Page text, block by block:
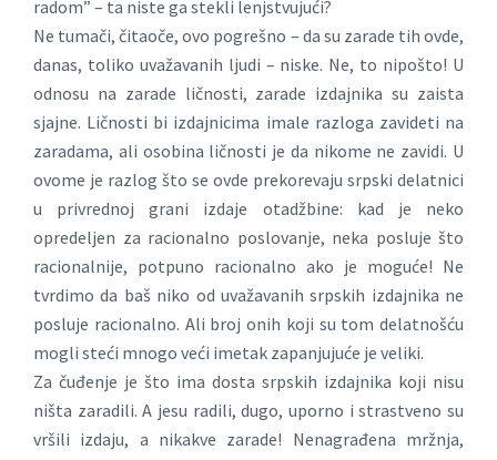
radom” – ta niste ga stekli lenjstvujući?
Ne tumači, čitaoče, ovo pogrešno – da su zarade tih ovde,
danas, toliko uvažavanih ljudi – niske. Ne, to nipošto! U
odnosu na zarade ličnosti, zarade izdajnika su zaista
sjajne. Ličnosti bi izdajnicima imale razloga zavideti na
zaradama, ali osobina ličnosti je da nikome ne zavidi. U
ovome je razlog što se ovde prekorevaju srpski delatnici
u privrednoj grani izdaje otadžbine: kad je neko
opredeljen za racionalno poslovanje, neka posluje što
racionalnije, potpuno racionalno ako je moguće! Ne
tvrdimo da baš niko od uvažavanih srpskih izdajnika ne
posluje racionalno. Ali broj onih koji su tom delatnošću
mogli steći mnogo veći imetak zapanjujuće je veliki.
Za čuđenje je što ima dosta srpskih izdajnika koji nisu
ništa zaradili. A jesu radili, dugo, uporno i strastveno su
vršili izdaju, a nikakve zarade! Nenagrađena mržnja,